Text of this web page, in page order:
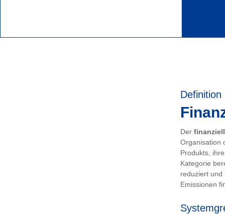
Definition
Der
Organisation
Produkts,
Kategorie
reduziert und
Emissionen